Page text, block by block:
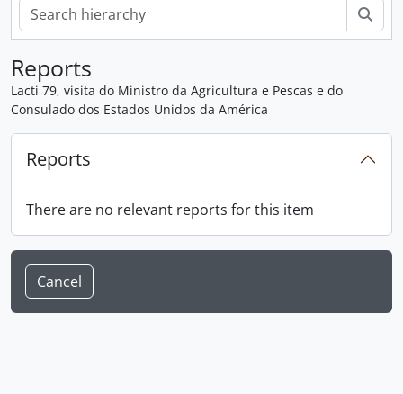
Reports
Lacti 79, visita do Ministro da Agricultura e Pescas e do
Consulado dos Estados Unidos da América
Reports
There are no relevant reports for this item
Cancel